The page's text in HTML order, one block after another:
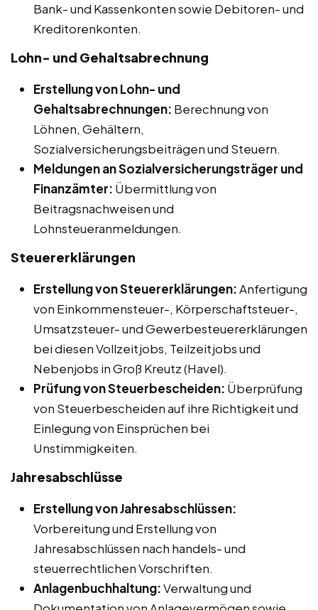
Bank- und Kassenkonten sowie Debitoren- und
Kreditorenkonten.
Lohn- und Gehaltsabrechnung
Erstellung von Lohn- und
Gehaltsabrechnungen: Berechnung von
Löhnen, Gehältern,
Sozialversicherungsbeiträgen und Steuern.
Meldungen an Sozialversicherungsträger und
Finanzämter: Übermittlung von
Beitragsnachweisen und
Lohnsteueranmeldungen.
Steuererklärungen
Erstellung von Steuererklärungen:Anfertigung
von Einkommensteuer-, Körperschaftsteuer-,
Umsatzsteuer- und Gewerbesteuererklärungen
bei diesen Vollzeitjobs, Teilzeitjobs und
Nebenjobs in Groß Kreutz (Havel).
Prüfung von Steuerbescheiden: Überprüfung
von Steuerbescheiden auf ihre Richtigkeit und
Einlegung von Einsprüchen bei
Unstimmigkeiten.
Jahresabschlüsse
Erstellung von Jahresabschlüssen:
Vorbereitung und Erstellung von
Jahresabschlüssen nach handels- und
steuerrechtlichen Vorschriften.
Anlagenbuchhaltung:Verwaltung und